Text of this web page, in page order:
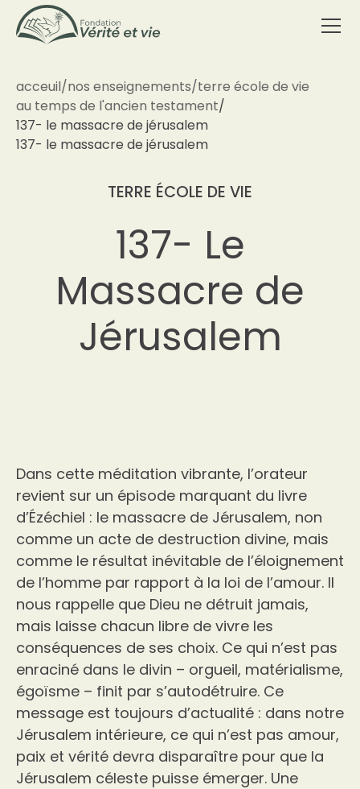
acceuil/nos enseignements/terre école de vie
au temps de l'ancien testament/
137- le massacre de jérusalem
137- le massacre de jérusalem
TERRE ÉCOLE DE VIE
137- Le
Massacre de
Jérusalem
Dans cette méditation vibrante, l’orateur
revient sur un épisode marquant du livre
d’Ézéchiel : le massacre de Jérusalem, non
comme un acte de destruction divine, mais
comme le résultat inévitable de l’éloignement
de l’homme par rapport à la loi de l’amour. Il
nous rappelle que Dieu ne détruit jamais,
mais laisse chacun libre de vivre les
conséquences de ses choix. Ce qui n’est pas
enraciné dans le divin – orgueil, matérialisme,
égoïsme – finit par s’autodétruire. Ce
message est toujours d’actualité : dans notre
Jérusalem intérieure, ce qui n’est pas amour,
paix et vérité devra disparaître pour que la
Jérusalem céleste puisse émerger. Une